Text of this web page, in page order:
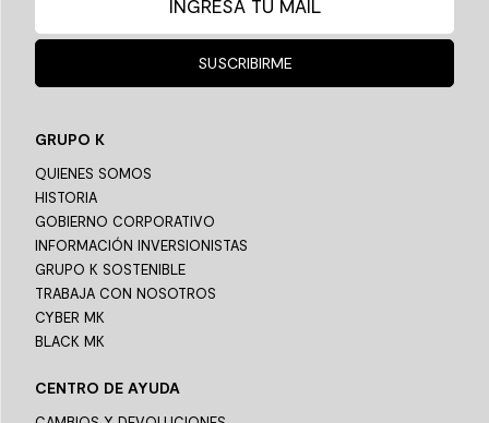
SUSCRIBIRME
GRUPO K
QUIENES SOMOS
HISTORIA
GOBIERNO CORPORATIVO
INFORMACIÓN INVERSIONISTAS
GRUPO K SOSTENIBLE
TRABAJA CON NOSOTROS
CYBER MK
BLACK MK
CENTRO DE AYUDA